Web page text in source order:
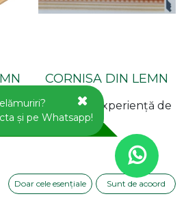
B
CORNISA DIN LEMN
Cod Produs: MAC-24
Disponibil prin pre-
comandă
a vă oferi o experiență de
acest site web.
Doar cele esențiale Sunt de acoord
și pe Whatsapp!